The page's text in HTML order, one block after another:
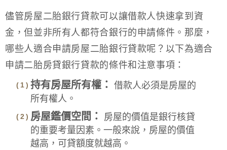
儘管房屋二胎銀行貸款可以讓借款人快速拿到資
金，但並非所有人都符合銀行的申請條件。那麼，
哪些人適合申請房屋二胎銀行貸款呢？以下為適合
申請二胎房貸銀行貸款的條件和注意事項：
持有房屋所有權： 借款人必須是房屋的
所有權人。
房屋鑑價空間：
房屋的價值是銀行核貸
的重要考量因素。一般來說，房屋的價值
越高，可貸額度就越高。